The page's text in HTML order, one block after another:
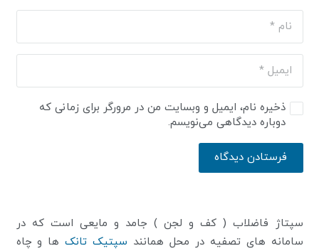
ذخیره نام، ایمیل و وبسایت من در مرورگر برای زمانی که
دوباره دیدگاهی می‌نویسم.
فرستادن دیدگاه
سپتاژ فاضلاب ( کف و لجن ) جامد و مایعی است که در
سامانه های تصفیه در محل همانند سپتیک تانک ها و چاه